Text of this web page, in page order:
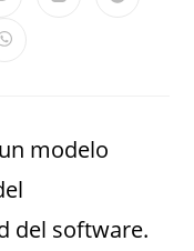
modelo
del software.